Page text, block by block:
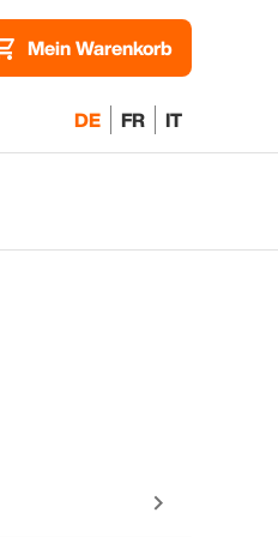
Mein Warenkorb
DE FR IT